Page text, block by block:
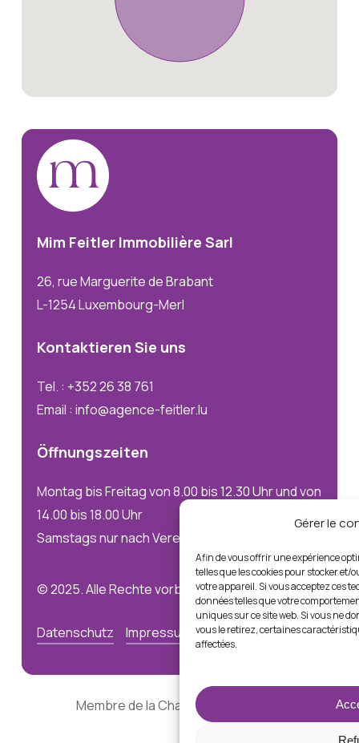
Gérer le
Afin de vous offrir une expérience
telles que les cookies pour stocker
votre appareil. Si vous acceptez ces
données telles que votre
uniques sur ce site web. Si vous ne
vous le retirez, certaines
affectées.
Mim Feitler Immobilière Sarl
26, rue Marguerite de Brabant
L-1254 Luxembourg-Merl
Kontaktieren Sie uns
Tel. : +352 26 38 761
Email : info@agence-feitler.lu
Öffnungszeiten
Montag bis Freitag von 8.00 bis 12.30 Uhr und von
14.00 bis 18.00 Uhr
Samstags nur nach Vereinbarung
© 2025. Alle Rechte vorbehalten
Datenschutz Impressum
Membre de la Chambre Immobilière